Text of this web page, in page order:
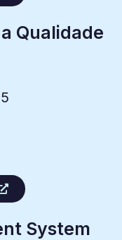
Qualidade
System